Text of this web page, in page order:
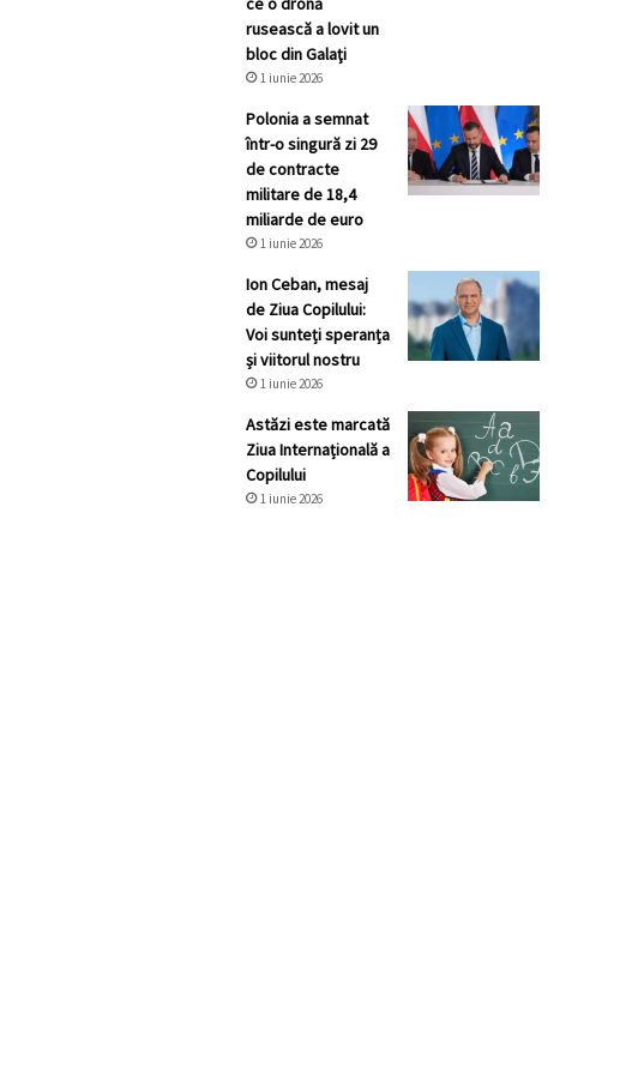
rusească a lovit un
bloc din Galaţi
1 iunie 2026
Polonia a semnat
într-o singură zi 29
de contracte
militare de 18,4
miliarde de euro
1 iunie 2026
Ion Ceban, mesaj
de Ziua Copilului:
Voi sunteți speranța
și viitorul nostru
1 iunie 2026
Astăzi este marcată
Ziua Internațională a
Copilului
1 iunie 2026